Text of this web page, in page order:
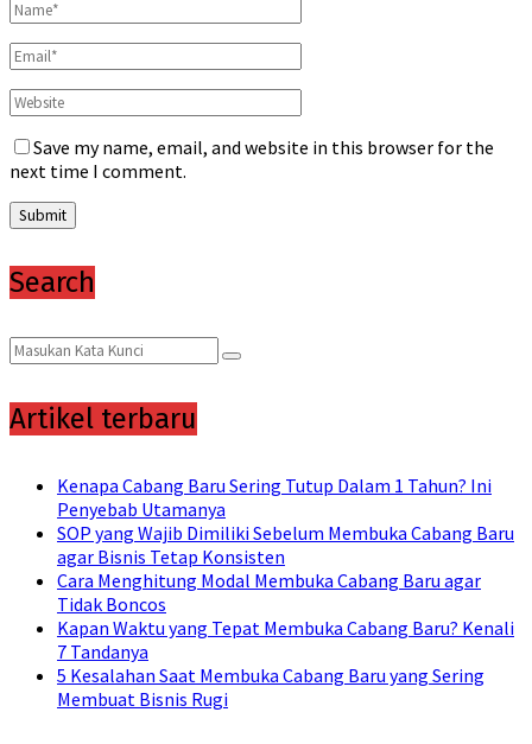
Save my name, email, and website in this browser for the
next time I comment.
Search
Search
for:
Search
Artikel terbaru
Kenapa Cabang Baru Sering Tutup Dalam 1 Tahun? Ini
Penyebab Utamanya
SOP yang Wajib Dimiliki Sebelum Membuka Cabang Baru
agar Bisnis Tetap Konsisten
Cara Menghitung Modal Membuka Cabang Baru agar
Tidak Boncos
Kapan Waktu yang Tepat Membuka Cabang Baru? Kenali
7 Tandanya
5 Kesalahan Saat Membuka Cabang Baru yang Sering
Membuat Bisnis Rugi